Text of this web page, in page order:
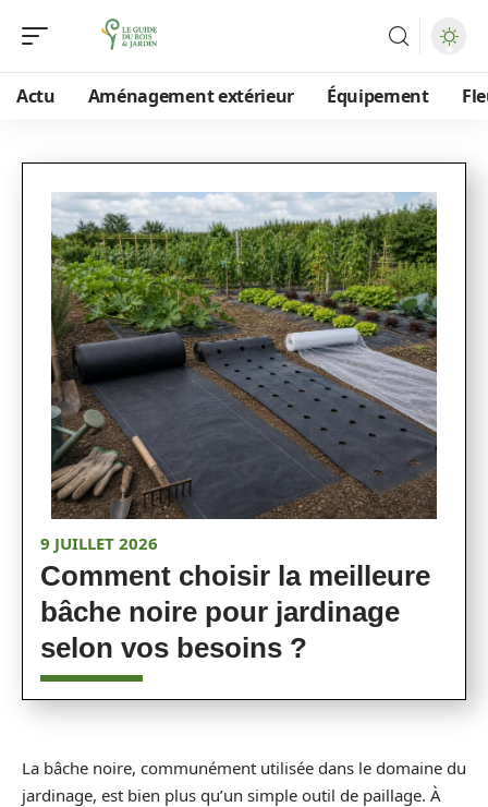
Actu Aménagement extérieur Équipement
9 JUILLET 2026
Comment choisir la meilleure
bâche noire pour jardinage
selon vos besoins ?
La bâche noire, communément utilisée dans le domaine du
jardinage, est bien plus qu’un simple outil de paillage. À